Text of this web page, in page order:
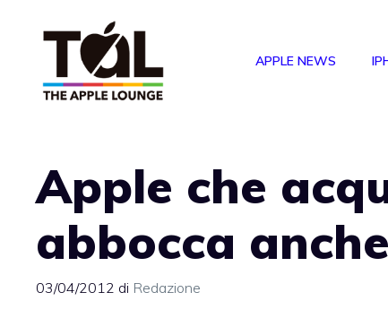
APPLE NEWS
Apple che
abbocca
03/04/2012 di Redazione